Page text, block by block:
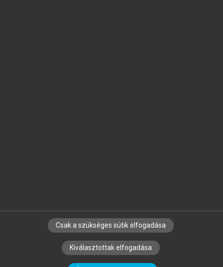
SZERZŐKNEK CÉGEKNEK KÖNYVTÁROSOKNAK
SZERKESZTÉSI ÉS LEKTORÁLÁSI ALAPELVEK
Csak a szükséges sütik elfogadása
Kiválasztottak elfogadása